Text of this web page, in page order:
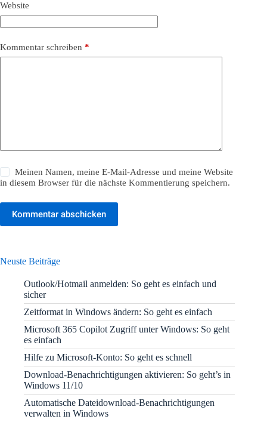
Website
Kommentar schreiben *
Meinen Namen, meine E-Mail-Adresse und meine Website
in diesem Browser für die nächste Kommentierung speichern.
Kommentar abschicken
Neuste Beiträge
Outlook/Hotmail anmelden: So geht es einfach und
sicher
Zeitformat in Windows ändern: So geht es einfach
Microsoft 365 Copilot Zugriff unter Windows: So geht
es einfach
Hilfe zu Microsoft-Konto: So geht es schnell
Download-Benachrichtigungen aktivieren: So geht’s in
Windows 11/10
Automatische Dateidownload-Benachrichtigungen
verwalten in Windows